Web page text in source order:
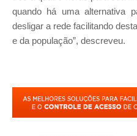
quando há uma alternativa
desligar a rede facilitando
e da população”, descreveu.